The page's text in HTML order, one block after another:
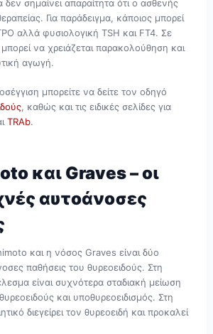
σημαίνει απαραίτητα ότι ο ασθενής
Για παράδειγμα, κάποιος μπορεί
αλλά φυσιολογική TSH και FT4. Σε
να χρειάζεται παρακολούθηση και
αγωγή.
μπορείτε να δείτε τον οδηγό
, καθώς και τις ειδικές σελίδες για
TRAb.
και Graves – οι
αυτοάνοσες
και η νόσος Graves είναι δύο
παθήσεις του θυρεοειδούς. Στη
είναι συχνότερα σταδιακή μείωση
και υποθυρεοειδισμός. Στη
διεγείρει τον θυρεοειδή και προκαλεί